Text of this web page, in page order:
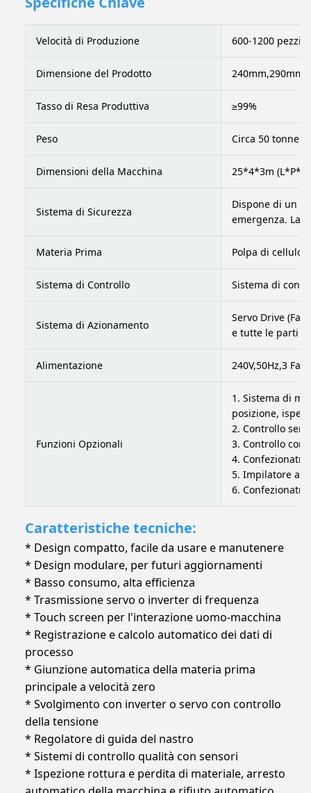
Velocità di Produzione 600-1200 pezzi
Dimensione del Prodotto
Tasso di Resa Produttiva ≥99%
Peso Circa 50
Dimensioni della Macchina 25*4*3m (L*P*A)
Sistema di Sicurezza
Dispone di un
emergenza. La
Materia Prima Polpa di
Sistema di Controllo Sistema di
Sistema di Azionamento
Servo Drive
e tutte le parti
Alimentazione 240V,50Hz,3
Funzioni Opzionali
1. Sistema di
posizione,
2. Controllo
3. Controllo
4.
5. Impilatore a
6.
Caratteristiche tecniche:
* Design compatto, facile da usare e manutenere
* Design modulare, per futuri aggiornamenti
* Basso consumo, alta efficienza
* Trasmissione servo o inverter di frequenza
* Touch screen per l'interazione uomo-macchina
* Registrazione e calcolo automatico dei dati di
processo
* Giunzione automatica della materia prima
principale a velocità zero
* Svolgimento con inverter o servo con controllo
della tensione
* Regolatore di guida del nastro
* Sistemi di controllo qualità con sensori
* Ispezione rottura e perdita di materiale, arresto